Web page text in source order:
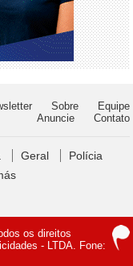
Sobre
Equipe
Anuncie
Contato
Geral
Polícia
os direitos
- LTDA. Fone: